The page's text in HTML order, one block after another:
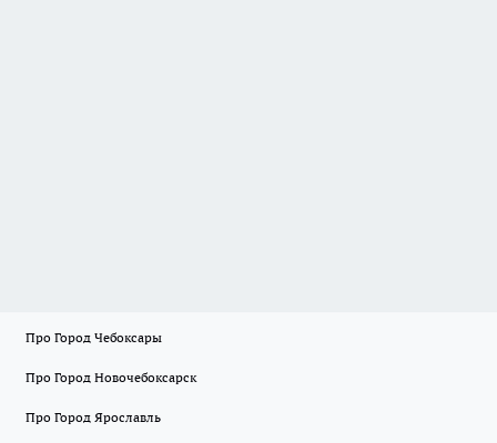
Про Город Чебоксары
Про Город Новочебоксарск
Про Город Ярославль